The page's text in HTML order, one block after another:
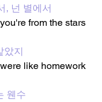
, 넌 별에서
from the stars
았지
like homework
웬수